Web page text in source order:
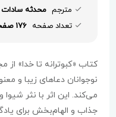
مترجم محدثه سادات
تعداد صفحه 176 صفحه
کتاب «کبوترانه تا خدا»
نوجوانان دعاهای زیبا و
می‌کند. این اثر با نثر شیوا
جذاب و الهام‌بخش برای